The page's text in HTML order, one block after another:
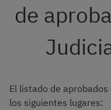
de
El listado de
los siguientes lugares: